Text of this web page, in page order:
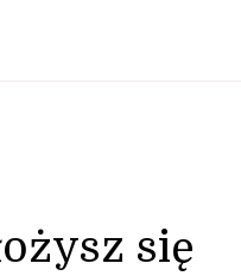
się